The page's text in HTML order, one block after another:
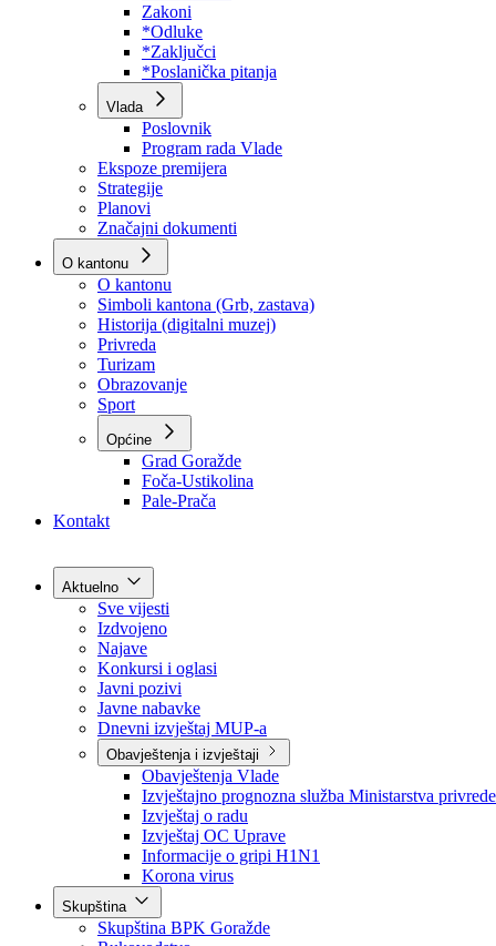
Poslovnik
Program rada Skupštine
Budžet 2026
Zakoni
*Odluke
*Zaključci
*Poslanička pitanja
Vlada
Poslovnik
Program rada Vlade
Ekspoze premijera
Strategije
Planovi
Značajni dokumenti
O kantonu
O kantonu
Simboli kantona (Grb, zastava)
Historija (digitalni muzej)
Privreda
Turizam
Obrazovanje
Sport
Općine
Kontakt
Aktuelno
Sve vijesti
Izdvojeno
Najave
Konkursi i oglasi
Javni pozivi
Javne nabavke
Dnevni izvještaj MUP-a
Obavještenja i izvještaji
Obavještenja Vlade
Izvještajno prognozna služba Ministarstva privrede
Izvještaj o radu
Izvještaj OC Uprave
Informacije o gripi H1N1
Korona virus